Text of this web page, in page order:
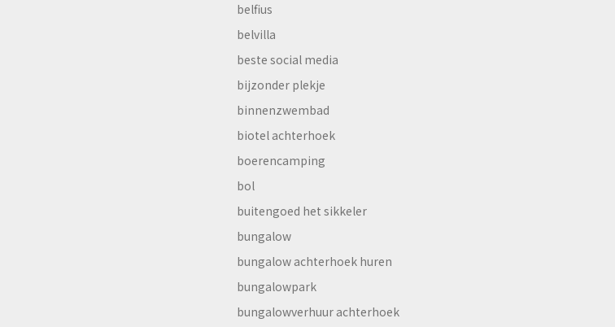
belfius
belvilla
beste social media
bijzonder plekje
binnenzwembad
biotel achterhoek
boerencamping
bol
buitengoed het sikkeler
bungalow
bungalow achterhoek huren
bungalowpark
bungalowverhuur achterhoek